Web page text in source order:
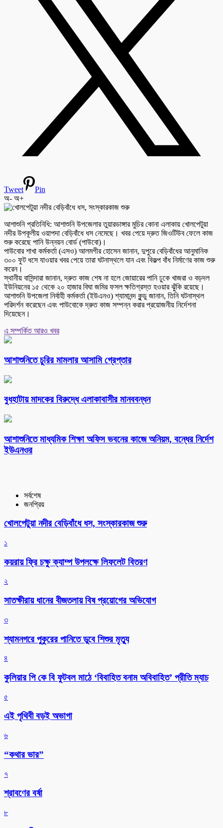
Tweet
Pin
অ- অ+
আশাশুনি প্রতিনিধি: আশাশুনি উপজেলার তুয়ারডাঙ্গার মুচির কোনা এলাকায় খোলপেটুয়া
নদীর উপকূলীয় ওয়াপদা বেড়িবাঁধে ধস নেমেছে। খবর পেয়ে দ্রুত জিওটিউব ফেলে কাজ
শুরু করেছে পানি উন্নয়ন বোর্ড (পাউবো)।
পাউবোর শাখা কর্মকর্তা (এসও) আলমগীর হোসেন জানান, দুপুরে বেড়িবাঁধের আনুমানিক
৩০০ ফুট ধসে যাওয়ার খবর পেয়ে তারা ঘটনাস্থলে যান এবং বিকল্প বাঁধ নির্মাণের কাজ শুরু
করেন।
স্থানীয় বাসিন্দারা জানান, দ্রুত কাজ শেষ না হলে জোয়ারের পানি ঢুকে খাজরা ও বড়দল
ইউনিয়নের ১৫ থেকে ২০ হাজার বিঘা জমির ফসল ক্ষতিগ্রস্ত হওয়ার ঝুঁকি রয়েছে।
আশাশুনি উপজেলা নির্বাহী কর্মকর্তা (ইউএনও) শ্যামানন্দ কুন্ডু জানান, তিনি ঘটনাস্থল
পরিদর্শন করেছেন এবং পাউবোকে দ্রুত কাজ সম্পন্ন করার প্রয়োজনীয় নির্দেশনা
দিয়েছেন।
এ সম্পর্কিত আরও খবর
আশাশুনিতে চুরির মামলার আসামি গ্রেপ্তার
বুধহাটায় মাদকের বিরুদ্ধে এলাকাবাসীর মানববন্ধন
আশাশুনিতে মাধ্যমিক শিক্ষা অফিস ভবনের কাজে অনিয়ম, বন্ধের নির্দেশ
ইউএনওর
সর্বশেষ
জনপ্রিয়
খোলপেটুয়া নদীর বেড়িবাঁধে ধস, সংস্কারকাজ শুরু
১
কয়রায় ফ্রি চক্ষু ক্যাম্প উপলক্ষে লিফলেট বিতরণ
২
সাতক্ষীরায় ধানের বীজতলায় বিষ প্রয়োগের অভিযোগ
৩
শ্যামনগরে পুকুরের পানিতে ডুবে শিশুর মৃত্যু
৪
কুলিয়ার পি কে বি ফুটবল মাঠে ‘বিবাহিত বনাম অবিবাহিত’ প্রীতি ম্যাচ
৫
এই পৃথিবী বড়ই অভাগা
৬
“কথার ভার”
৭
শ্রাবণের বর্ষা
৮